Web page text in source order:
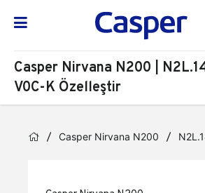
Casper Nirvana N200 |
V0C-K Özelleştir
Casper Nirvana N200